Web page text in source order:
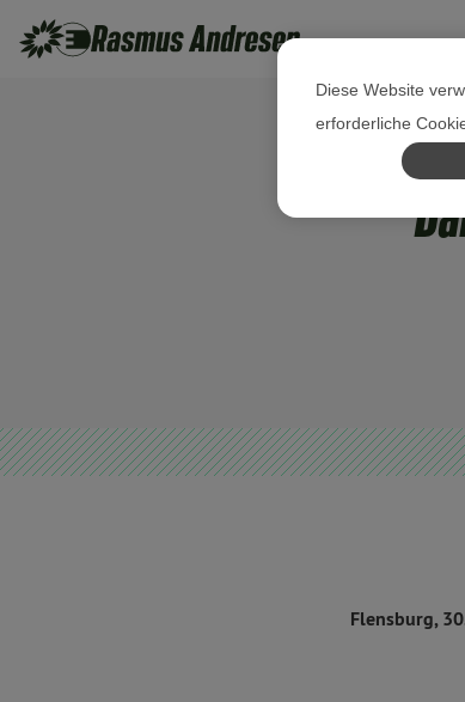
Flensburg,
Diese Website
erforderliche